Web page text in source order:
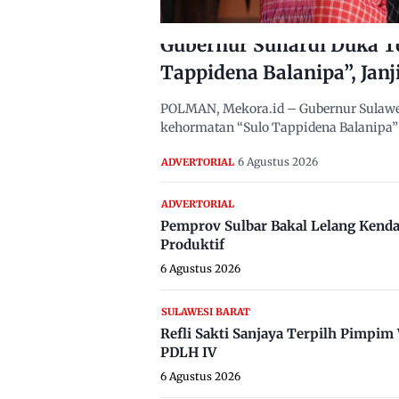
Gubernur Suhardi Duka
Tappidena Balanipa”,
POLMAN, Mekora.id – Gubernur
kehormatan “Sulo Tappidena
ADVERTORIAL 6 Agustus 2026
ADVERTORIAL
Pemprov Sulbar Bakal Lelang
Produktif
6 Agustus 2026
SULAWESI BARAT
Refli Sakti Sanjaya Terpilh
PDLH IV
6 Agustus 2026